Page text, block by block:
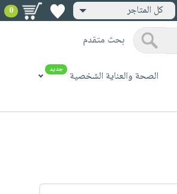
كل المتاجر 0
بحث متقدم
الصحة والعناية الشخصية جديد